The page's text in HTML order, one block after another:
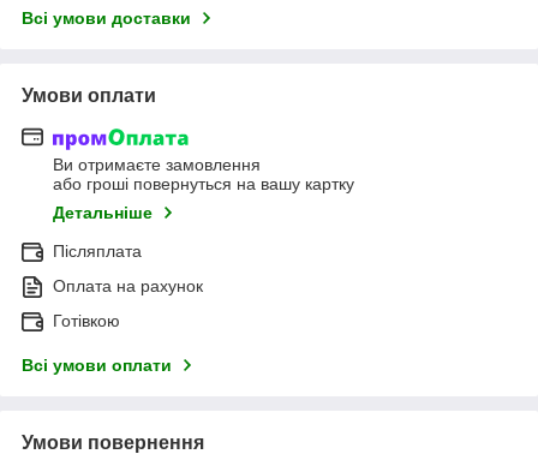
Всі умови доставки
Умови оплати
Ви отримаєте замовлення
або гроші повернуться на вашу картку
Детальніше
Післяплата
Оплата на рахунок
Готівкою
Всі умови оплати
Умови повернення